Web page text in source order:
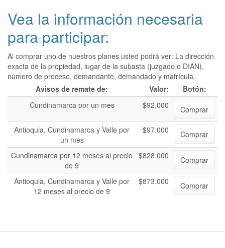
Vea la información necesaria
para participar:
Al comprar uno de nuestros planes usted podrá ver: La dirección
exacta de la propiedad, lugar de la subasta (juzgado o DIAN),
número de proceso, demandante, demandado y matrícula.
Avisos de remate de:
Valor:
Botón:
Cundinamarca por un mes
$92.000
Comprar
Antioquia, Cundinamarca y Valle por
un mes
$97.000 Comprar
Cundinamarca por 12 meses al precio
de 9
$828.000 Comprar
Antioquia, Cundinamarca y Valle por
12 meses al precio de 9
$873.000 Comprar